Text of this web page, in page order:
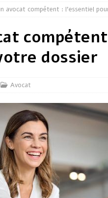
avocat compétent : l’essentiel
dossier
Avocat